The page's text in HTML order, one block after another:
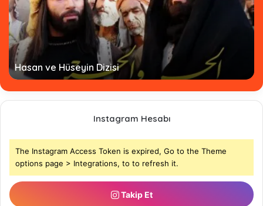
Hasan ve Hüseyin Dizisi
Instagram Hesabı
The Instagram Access Token is expired, Go to the Theme
options page > Integrations, to to refresh it.
Takip Et